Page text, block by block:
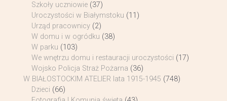
Szkoły uczniowie (37)
Uroczystości w Białymstoku (11)
Urząd pracownicy (2)
W domu i w ogródku (38)
W parku (103)
We wnętrzu domu i restauracji uroczystości (17)
Wojsko Policja Straż Pożarna (36)
W BIAŁOSTOCKIM ATELIER lata 1915-1945 (748)
Dzieci (66)